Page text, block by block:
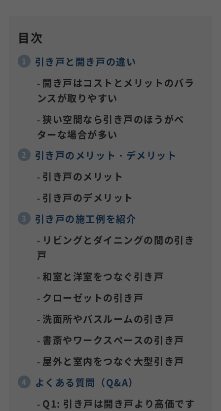
目次
引き戸と開き戸の違い
開き戸はコストとメリットのバラ
ンスが取りやすい
狭い空間なら引き戸のほうがベ
ターな場合が多い
引き戸のメリット・デメリット
引き戸のメリット
引き戸のデメリット
引き戸の施工例を紹介
リビングとダイニングの間の引き
戸
和室と洋室をつなぐ引き戸
クローゼットの引き戸
洗面所やバスルームの引き戸
書斎やワークスペースの引き戸
屋外と室内をつなぐ大型引き戸
よくある質問（Q&A）
Q1: 引き戸は開き戸より高価です